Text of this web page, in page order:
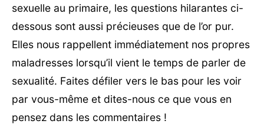
sexuelle au primaire, les questions hilarantes ci-
dessous sont aussi précieuses que de l’or pur.
Elles nous rappellent immédiatement nos propres
maladresses lorsqu’il vient le temps de parler de
sexualité. Faites défiler vers le bas pour les voir
par vous-même et dites-nous ce que vous en
pensez dans les commentaires !